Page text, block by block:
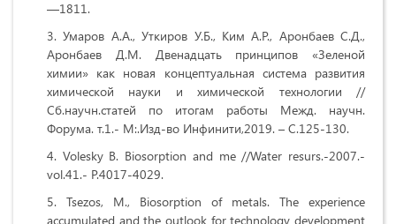
—1811.
Умаров А.А., Уткиров У.Б., Ким А.Р., Аронбаев С.Д.,
Аронбаев Д.М. Двенадцать принципов «Зеленой
химии» как новая концептуальная система развития
химической науки и химической технологии //
Сб.научн.статей по итогам работы Межд. научн.
Форума. т.1.- М:.Изд-во Инфинити,2019. – С.125-130.
Volesky B. Biosorption and me //Water resurs.-2007.-
vol.41.- P.4017-4029.
Tsezos, M., Biosorption of metals. The experience
accumulated and the outlook for technology development